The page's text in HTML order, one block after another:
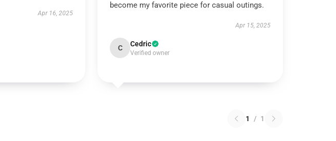
Apr 16, 2025
become my favorite piece for casual outings.
Apr 15, 2025
C Cedric
Verified owner
1 / 1